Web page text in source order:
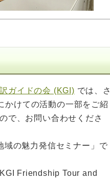
ガイドの会 (KGI) では、さ
かけての活動の一部をご紹
で、お問い合わせくださ
の魅力発信セミナー」で
Friendship Tour and